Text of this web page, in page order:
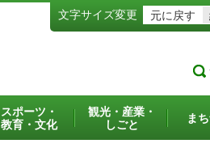
文字サイズ変更 元に戻す
スポーツ・
教育・文化
観光・産業・
しごと
ま